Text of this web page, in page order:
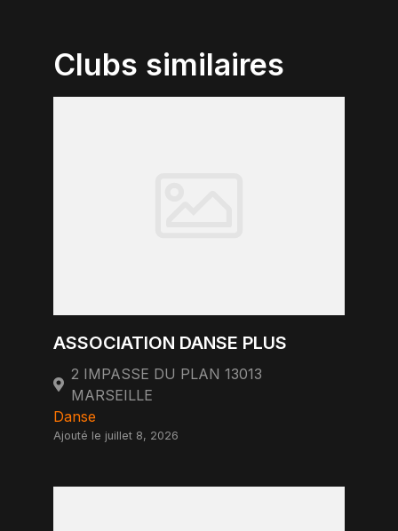
Clubs similaires
ASSOCIATION DANSE PLUS
2 IMPASSE DU PLAN 13013
MARSEILLE
Danse
Ajouté le juillet 8, 2026